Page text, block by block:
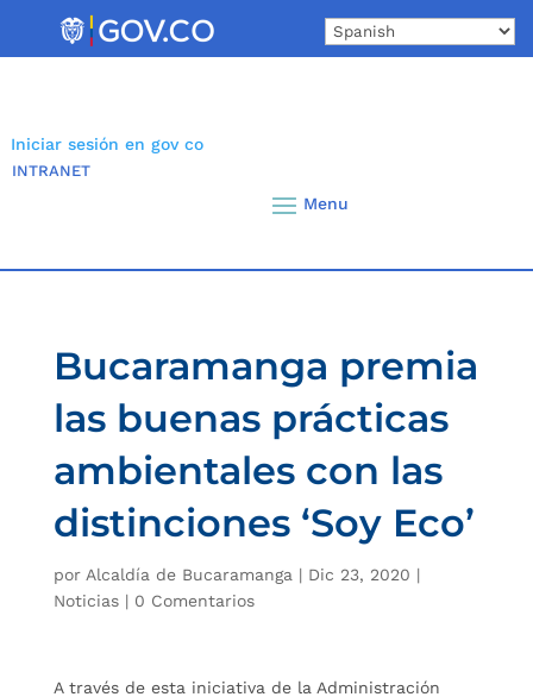
Iniciar sesión en gov co
INTRANET
Bucaramanga premia
las buenas prácticas
ambientales con las
distinciones ‘Soy Eco’
por Alcaldía de Bucaramanga | Dic 23, 2020 |
Noticias| 0 Comentarios
A través de esta iniciativa de la Administración